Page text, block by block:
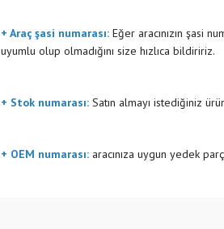
+ Araç şasi numarası: Eğer aracınızın şasi
uyumlu olup olmadığını size hızlıca bildiririz.
+ Stok numarası: Satın almayı istediğiniz
+ OEM numarası: aracınıza uygun yedek